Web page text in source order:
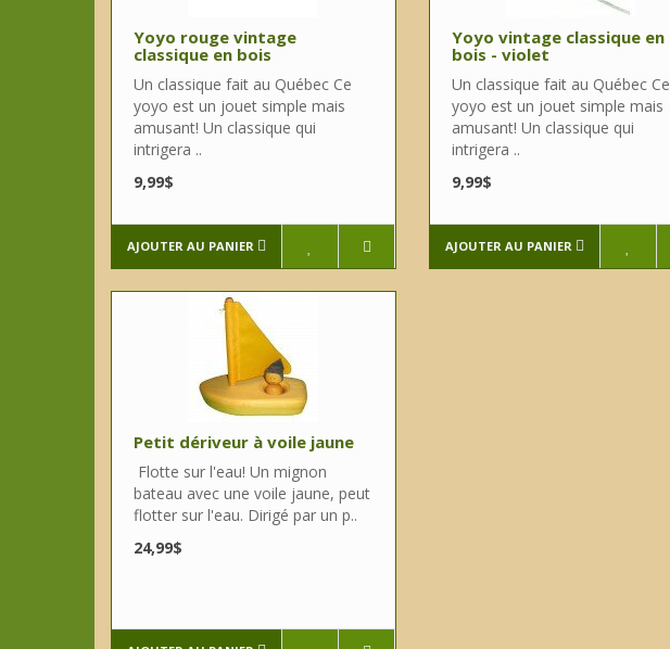
Yoyo rouge vintage
classique en bois
Un classique fait au Québec Ce
yoyo est un jouet simple mais
amusant! Un classique qui
intrigera ..
9,99$
AJOUTER AU PANIER
Yoyo vintage classique en
bois - violet
Un classique fait au Québec Ce
yoyo est un jouet simple mais
amusant! Un classique qui
intrigera ..
9,99$
AJOUTER AU PANIER
Petit dériveur à voile jaune
Flotte sur l'eau! Un mignon
bateau avec une voile jaune, peut
flotter sur l'eau. Dirigé par un p..
24,99$